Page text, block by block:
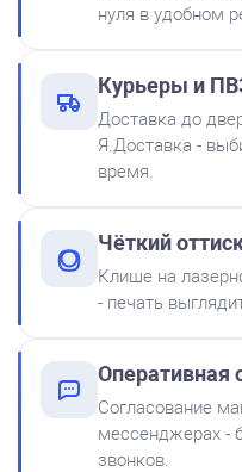
от 750
Shiny
Краска
нуля в удобном
Курьеры и
Доставка до
Я.Доставка -
время.
Чёткий
Клише на
- печать
Оперативная
Согласование
мессенджерах -
звонков.